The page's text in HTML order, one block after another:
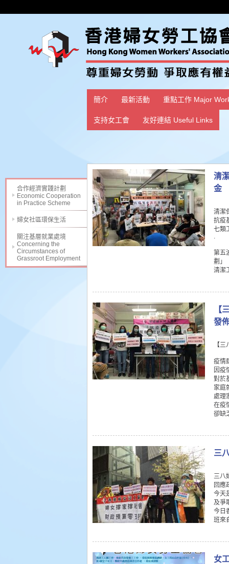
簡介 最新活動 重點工作 Major
支持女工會 友好連結 Useful Links
合作經濟實踐計劃
Economic Cooperation
in Practice Scheme
婦女社區環保生活
關注基層就業處境
Concerning the
Circumstances of
Grassroot Employment
清
金
清潔
抗疫
七類
.
第五
劃」
清潔
【
發
【
疫情
因疫
對於
家庭
處理
在疫
卻缺
三
三八
回應
今天
及爭
今日
班來
女